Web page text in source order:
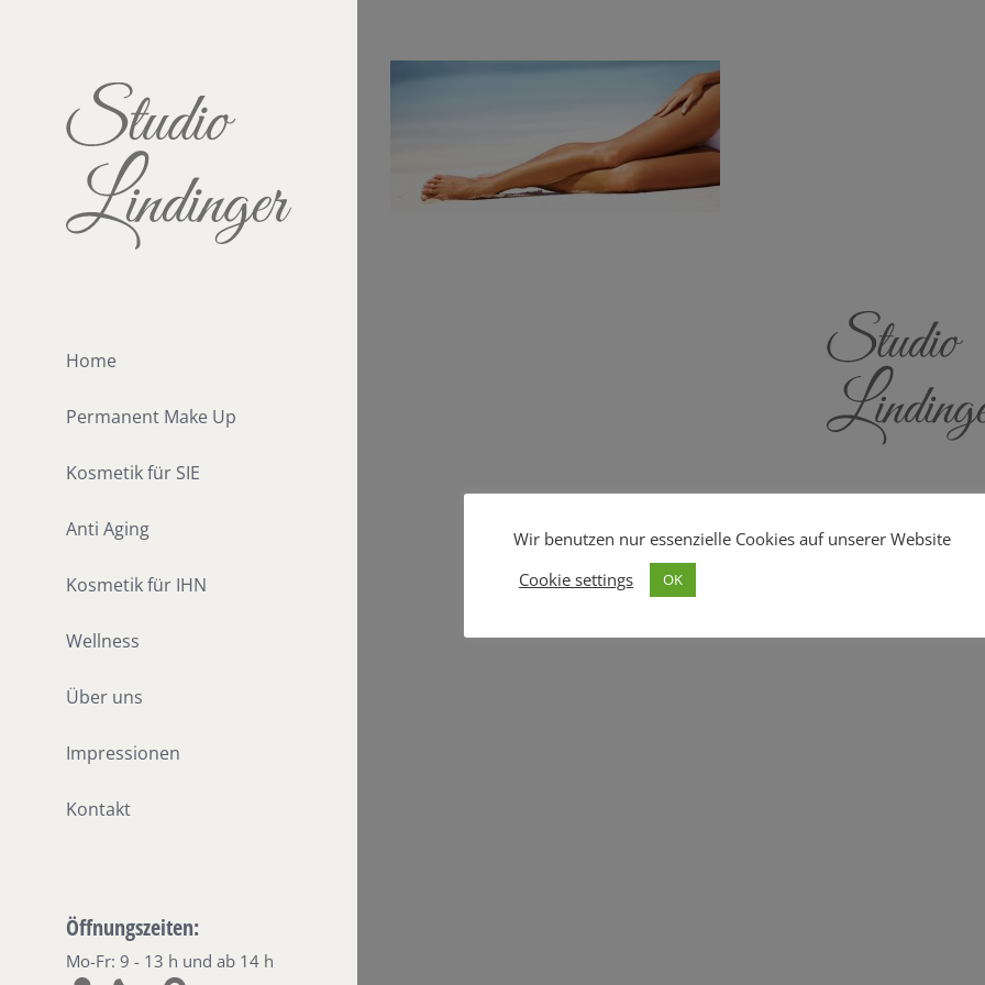
Home
Permanent Make Up
Kosmetik für SIE
Anti Aging
Kosmetik für IHN
Wellness
Über uns
Impressionen
Kontakt
Öffnungszeiten:
Mo-Fr: 9 - 13 h und ab 14 h
Wir benutzen nur essenzielle Cookies auf unserer Website
Cookie settings
OK